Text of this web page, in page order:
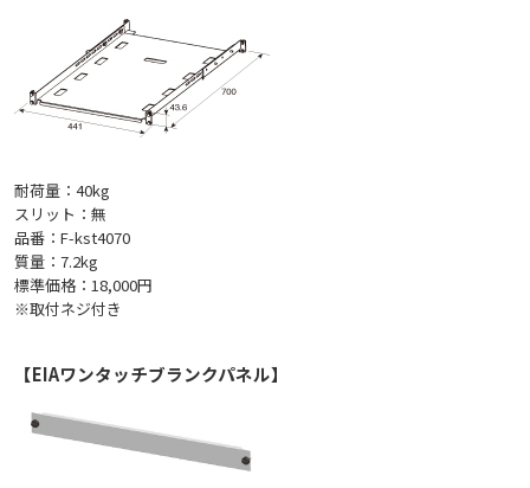
耐荷量：40kg
スリット：無
品番：F-kst4070
質量：7.2kg
標準価格：18,000円
※取付ネジ付き
【EIAワンタッチブランクパネル】